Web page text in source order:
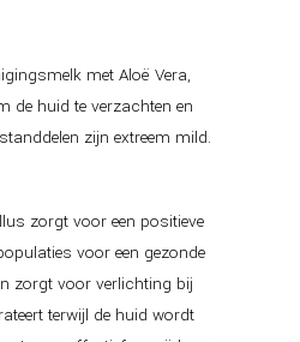
met Aloë Vera,
de huid te verzachten en
zijn extreem mild.
zorgt voor een positieve
voor een gezonde
zorgt voor verlichting bij
terwijl de huid wordt